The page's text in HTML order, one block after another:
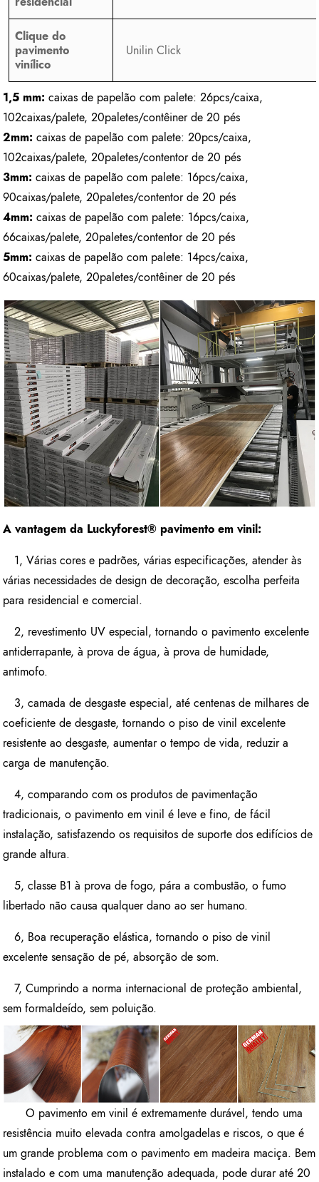
Clique do
pavimento
vinílico
Unilin Click
1,5 mm: caixas de papelão com palete: 26pcs/caixa,
102caixas/palete, 20paletes/contêiner de 20 pés
2mm: caixas de papelão com palete: 20pcs/caixa,
102caixas/palete, 20paletes/contentor de 20 pés
3mm: caixas de papelão com palete: 16pcs/caixa,
90caixas/palete, 20paletes/contentor de 20 pés
4mm: caixas de papelão com palete: 16pcs/caixa,
66caixas/palete, 20paletes/contentor de 20 pés
5mm: caixas de papelão com palete: 14pcs/caixa,
60caixas/palete, 20paletes/contêiner de 20 pés
A vantagem da Luckyforest® pavimento em vinil:
1, Várias cores e padrões, várias especificações, atender às
várias necessidades de design de decoração, escolha perfeita
para residencial e comercial.
2, revestimento UV especial, tornando o pavimento excelente
antiderrapante, à prova de água, à prova de humidade,
antimofo.
3, camada de desgaste especial, até centenas de milhares de
coeficiente de desgaste, tornando o piso de vinil excelente
resistente ao desgaste, aumentar o tempo de vida, reduzir a
carga de manutenção.
4, comparando com os produtos de pavimentação
tradicionais, o pavimento em vinil é leve e fino, de fácil
instalação, satisfazendo os requisitos de suporte dos edifícios de
grande altura.
5, classe B1 à prova de fogo, pára a combustão, o fumo
libertado não causa qualquer dano ao ser humano.
6, Boa recuperação elástica, tornando o piso de vinil
excelente sensação de pé, absorção de som.
7, Cumprindo a norma internacional de proteção ambiental,
sem formaldeído, sem poluição.
O pavimento em vinil é extremamente durável, tendo uma
resistência muito elevada contra amolgadelas e riscos, o que é
um grande problema com o pavimento em madeira maciça. Bem
instalado e com uma manutenção adequada, pode durar até 20